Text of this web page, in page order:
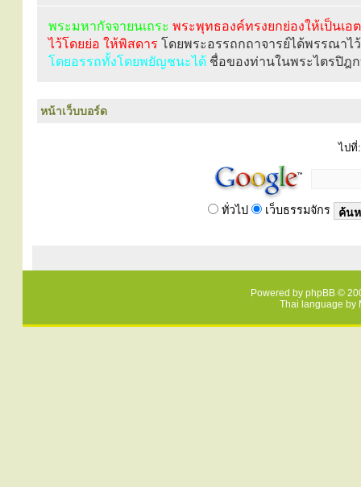
พระมหากัจจายนเถระ พระพุทธองค์ทรงยกย่องให้เป็นเ
ไว้โดยย่อ ให้พิสดาร โดยพระอรรถกถาจารย์ได้พรรณาไ
โดยอรรถทั้งโดยพยัญชนะได้ ชื่อของท่านในพระไตรปิฎ
หน้าเว็บบอร์ด
ไปที่:
ทั่วไป เว็บธรรมจักร
Powered by phpBB ©
Thai language by